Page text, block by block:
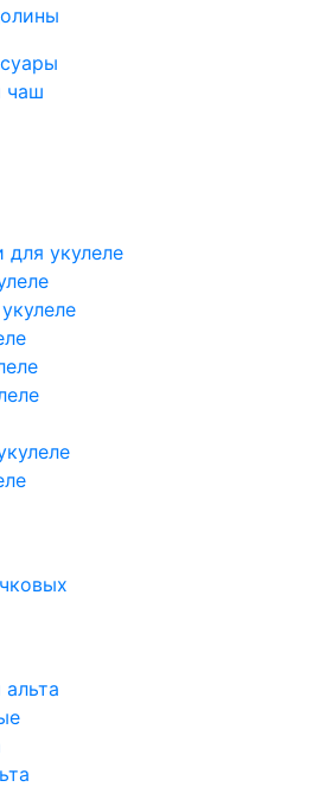
чаш
для укулеле